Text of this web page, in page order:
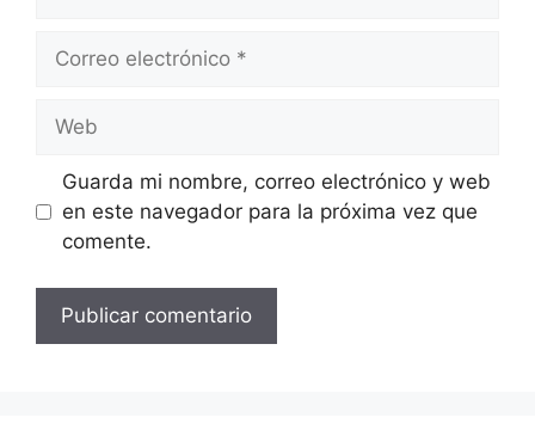
Correo
Web
Guarda mi nombre, correo electrónico y web
en este navegador para la próxima vez que
comente.